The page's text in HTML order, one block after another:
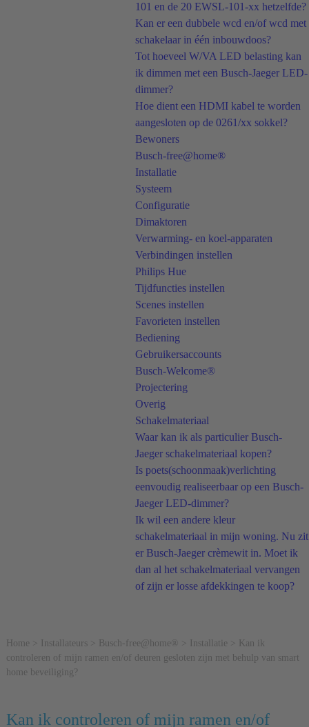
101 en de 20 EWSL-101-xx hetzelfde?
Kan er een dubbele wcd en/of wcd met
schakelaar in één inbouwdoos?
Tot hoeveel W/VA LED belasting kan
ik dimmen met een Busch-Jaeger LED-
dimmer?
Hoe dient een HDMI kabel te worden
aangesloten op de 0261/xx sokkel?
Bewoners
Busch-free@home®
Installatie
Systeem
Configuratie
Dimaktoren
Verwarming- en koel-apparaten
Verbindingen instellen
Philips Hue
Tijdfuncties instellen
Scenes instellen
Favorieten instellen
Bediening
Gebruikersaccounts
Busch-Welcome®
Projectering
Overig
Schakelmateriaal
Waar kan ik als particulier Busch-
Jaeger schakelmateriaal kopen?
Is poets(schoonmaak)verlichting
eenvoudig realiseerbaar op een Busch-
Jaeger LED-dimmer?
Ik wil een andere kleur
schakelmateriaal in mijn woning. Nu zit
er Busch-Jaeger crèmewit in. Moet ik
dan al het schakelmateriaal vervangen
of zijn er losse afdekkingen te koop?
Home > Installateurs> Busch-free@home® > Installatie > Kan ik
controleren of mijn ramen en/of deuren gesloten zijn met behulp van smart
home beveiliging?
Kan ik controleren of mijn ramen en/of